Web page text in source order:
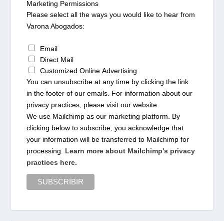
Marketing Permissions
Please select all the ways you would like to hear from
Varona Abogados:
Email
Direct Mail
Customized Online Advertising
You can unsubscribe at any time by clicking the link
in the footer of our emails. For information about our
privacy practices, please visit our website.
We use Mailchimp as our marketing platform. By
clicking below to subscribe, you acknowledge that
your information will be transferred to Mailchimp for
processing. Learn more about Mailchimp's privacy
practices here.